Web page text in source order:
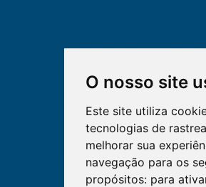
O nosso site
Este site utiliza
tecnologias de
melhorar sua
navegação para os
propósitos: para